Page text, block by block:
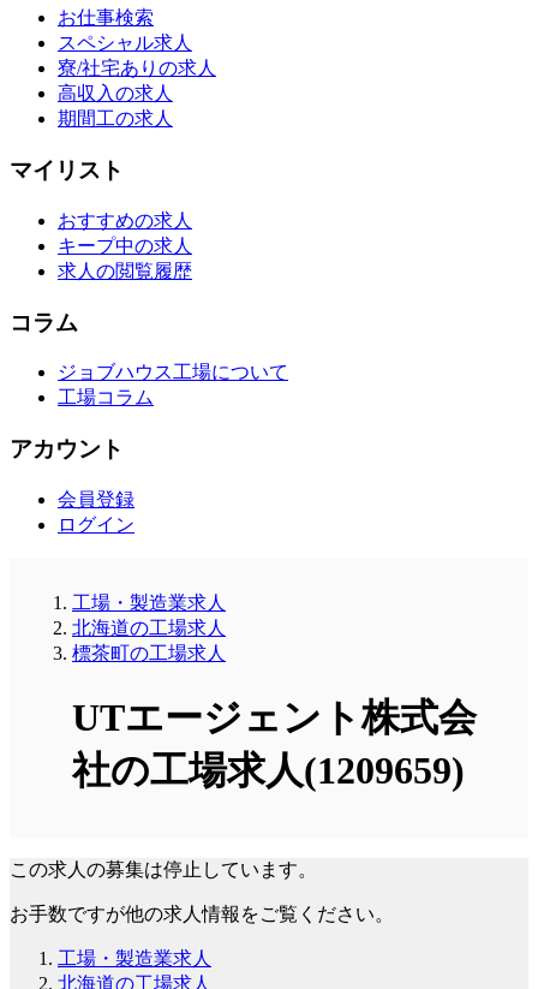
お仕事検索
スペシャル求人
寮/社宅ありの求人
高収入の求人
期間工の求人
マイリスト
おすすめの求人
キープ中の求人
求人の閲覧履歴
コラム
ジョブハウス工場について
工場コラム
アカウント
会員登録
ログイン
工場・製造業求人
北海道の工場求人
標茶町の工場求人
UTエージェント株式会
社の工場求人(1209659)
この求人の募集は停止しています。
お手数ですが他の求人情報をご覧ください。
工場・製造業求人
北海道の工場求人